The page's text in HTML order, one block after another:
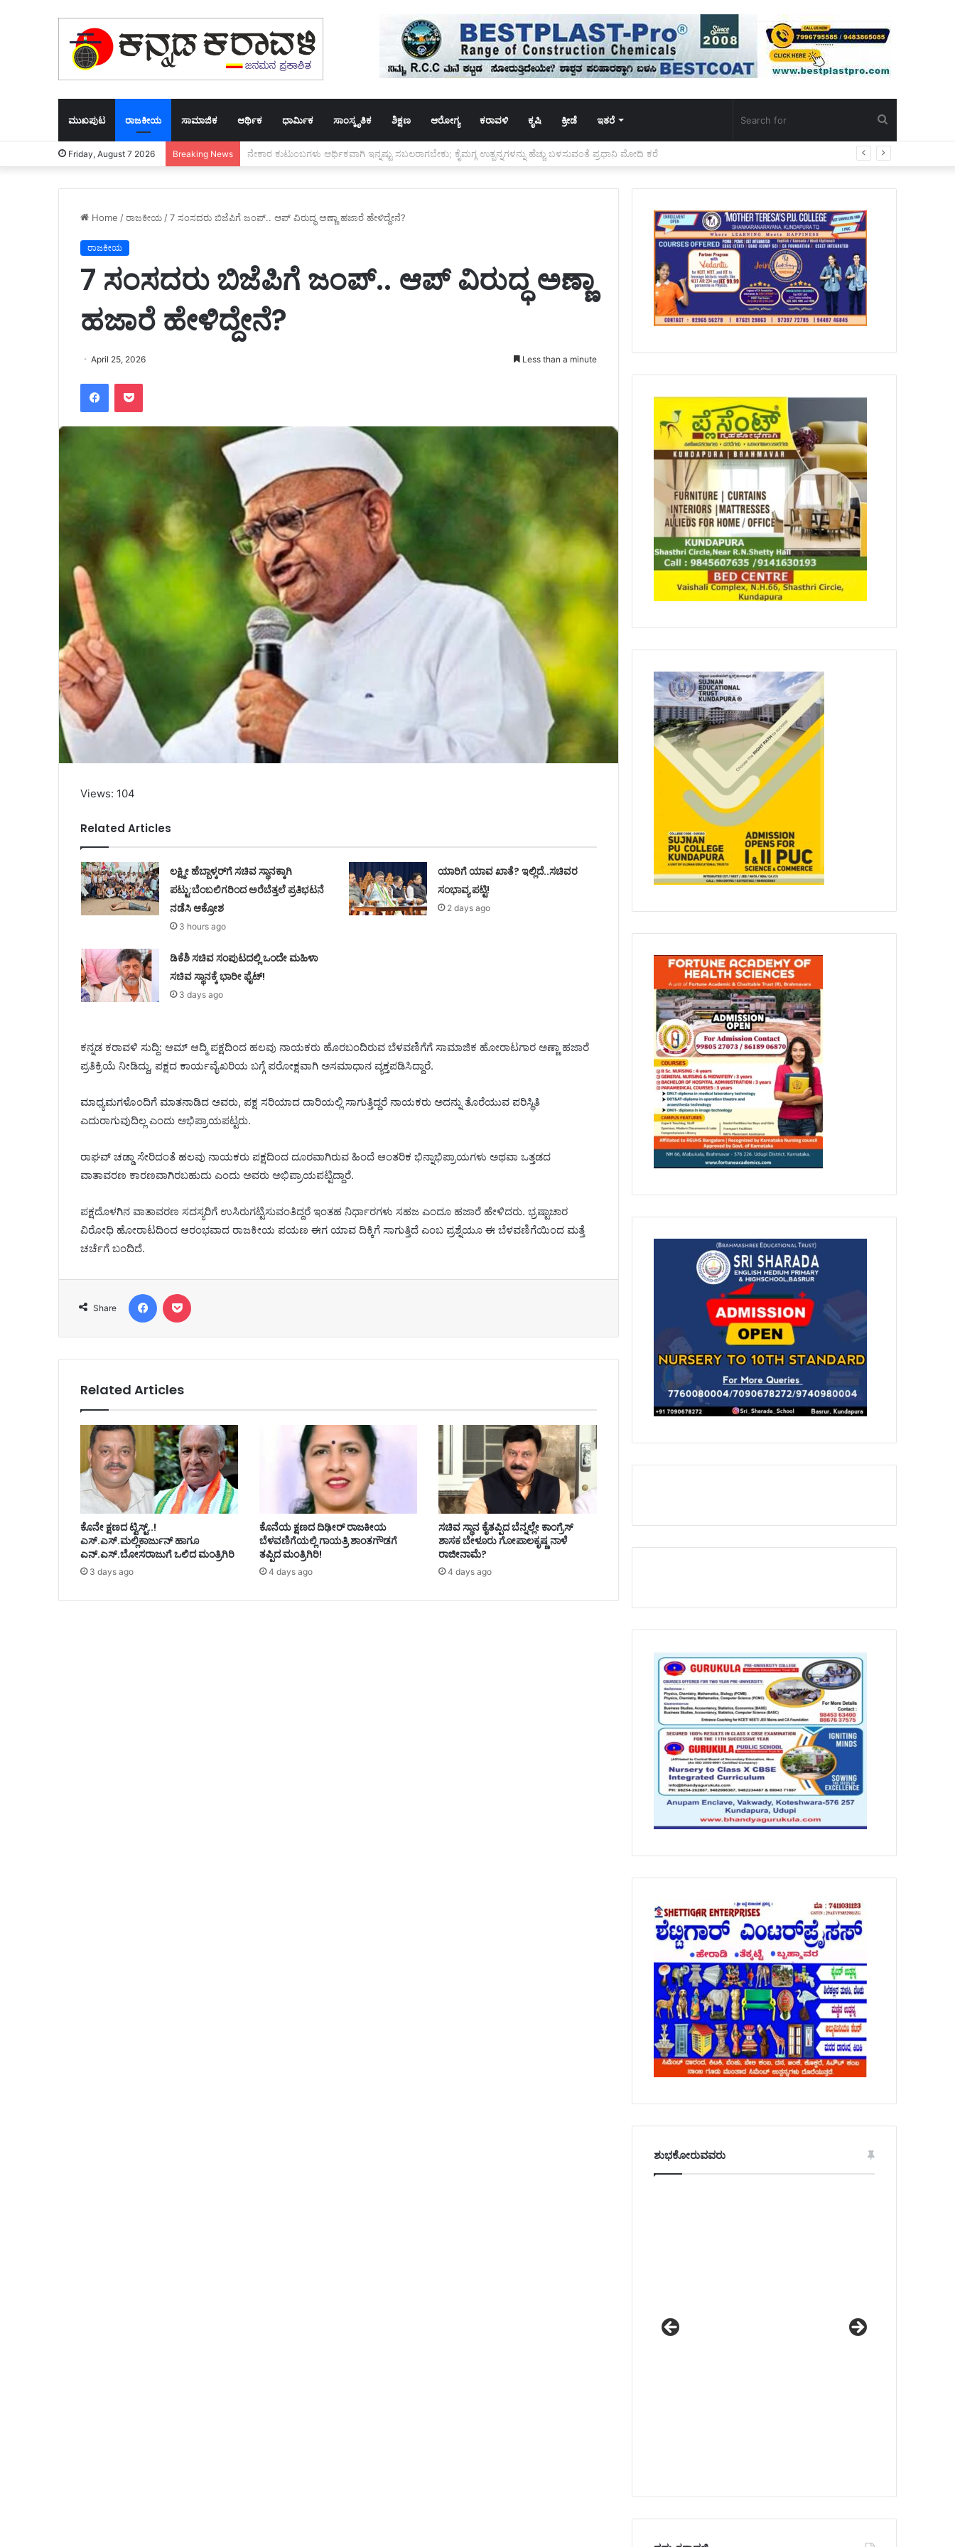
ಮುಖಪುಟ ರಾಜಕೀಯ ಸಾಮಾಜಿಕ ಆರ್ಥಿಕ ಧಾರ್ಮಿಕ ಸಾಂಸ್ಕೃತಿಕ ಶಿಕ್ಷಣ ಆರೋಗ್ಯ ಕರಾವಳಿ ಕೃಷಿ ಕ್ರೀಡೆ ಇತರೆ
for
Friday, August 7 2026 Breaking News ಲಕ್ಷ್ಮೀ ಹೆಬ್ಬಾಳ್ಕರ್‌ಗೆ ಸಚಿವ ಸ್ಥಾನಕ್ಕಾಗಿ ಪಟ್ಟು:ಬೆಂಬಲಿಗರಿಂದ ಅರೆಬೆತ್ತಲೆ ಪ್ರತಿಭಟನೆ ನಡೆಸಿ ಆಕ್ರೋಶ
Home / ರಾಜಕೀಯ / 7 ಸಂಸದರು ಬಿಜೆಪಿಗೆ ಜಂಪ್.. ಆಪ್ ವಿರುದ್ಧ ಅಣ್ಣಾ ಹಜಾರೆ ಹೇಳಿದ್ದೇನೆ?
ರಾಜಕೀಯ
7 ಸಂಸದರು ಬಿಜೆಪಿಗೆ ಜಂಪ್.. ಆಪ್ ವಿರುದ್ಧ ಅಣ್ಣಾ
ಹಜಾರೆ ಹೇಳಿದ್ದೇನೆ?
April 25, 2026 Less than a minute
FacebookPocket
Views: 104
Related Articles
ಲಕ್ಷ್ಮೀ ಹೆಬ್ಬಾಳ್ಕರ್‌ಗೆ ಸಚಿವ ಸ್ಥಾನಕ್ಕಾಗಿ
ಪಟ್ಟು:ಬೆಂಬಲಿಗರಿಂದ ಅರೆಬೆತ್ತಲೆ ಪ್ರತಿಭಟನೆ
ನಡೆಸಿ ಆಕ್ರೋಶ
3 hours ago
ಯಾರಿಗೆ ಯಾವ ಖಾತೆ? ಇಲ್ಲಿದೆ..ಸಚಿವರ
ಸಂಭಾವ್ಯ ಪಟ್ಟಿ!
2 days ago
ಡಿಕೆಶಿ ಸಚಿವ ಸಂಪುಟದಲ್ಲಿ ಒಂದೇ ಮಹಿಳಾ
ಸಚಿವ ಸ್ಥಾನಕ್ಕೆ ಭಾರೀ ಫೈಟ್!
3 days ago
ಕನ್ನಡ ಕರಾವಳಿ ಸುದ್ದಿ: ಆಮ್ ಆದ್ಮಿ ಪಕ್ಷದಿಂದ ಹಲವು ನಾಯಕರು ಹೊರಬಂದಿರುವ ಬೆಳವಣಿಗೆಗೆ ಸಾಮಾಜಿಕ ಹೋರಾಟಗಾರ ಅಣ್ಣಾ ಹಜಾರೆ
ಪ್ರತಿಕ್ರಿಯೆ ನೀಡಿದ್ದು, ಪಕ್ಷದ ಕಾರ್ಯವೈಖರಿಯ ಬಗ್ಗೆ ಪರೋಕ್ಷವಾಗಿ ಅಸಮಾಧಾನ ವ್ಯಕ್ತಪಡಿಸಿದ್ದಾರೆ.
ಮಾಧ್ಯಮಗಳೊಂದಿಗೆ ಮಾತನಾಡಿದ ಅವರು, ಪಕ್ಷ ಸರಿಯಾದ ದಾರಿಯಲ್ಲಿ ಸಾಗುತ್ತಿದ್ದರೆ ನಾಯಕರು ಅದನ್ನು ತೊರೆಯುವ ಪರಿಸ್ಥಿತಿ
ಎದುರಾಗುವುದಿಲ್ಲ ಎಂದು ಅಭಿಪ್ರಾಯಪಟ್ಟರು.
ರಾಘವ್ ಚಡ್ಡಾ ಸೇರಿದಂತೆ ಹಲವು ನಾಯಕರು ಪಕ್ಷದಿಂದ ದೂರವಾಗಿರುವ ಹಿಂದೆ ಆಂತರಿಕ ಭಿನ್ನಾಭಿಪ್ರಾಯಗಳು ಅಥವಾ ಒತ್ತಡದ
ವಾತಾವರಣ ಕಾರಣವಾಗಿರಬಹುದು ಎಂದು ಅವರು ಅಭಿಪ್ರಾಯಪಟ್ಟಿದ್ದಾರೆ.
ಪಕ್ಷದೊಳಗಿನ ವಾತಾವರಣ ಸದಸ್ಯರಿಗೆ ಉಸಿರುಗಟ್ಟಿಸುವಂತಿದ್ದರೆ ಇಂತಹ ನಿರ್ಧಾರಗಳು ಸಹಜ ಎಂದೂ ಹಜಾರೆ ಹೇಳಿದರು. ಭ್ರಷ್ಟಾಚಾರ
ವಿರೋಧಿ ಹೋರಾಟದಿಂದ ಆರಂಭವಾದ ರಾಜಕೀಯ ಪಯಣ ಈಗ ಯಾವ ದಿಕ್ಕಿಗೆ ಸಾಗುತ್ತಿದೆ ಎಂಬ ಪ್ರಶ್ನೆಯೂ ಈ ಬೆಳವಣಿಗೆಯಿಂದ ಮತ್ತೆ
ಚರ್ಚೆಗೆ ಬಂದಿದೆ.
Share
Facebook
Related Articles
ಕೊನೇ ಕ್ಷಣದ ಟ್ವಿಸ್ಟ್..!
ಎಸ್.ಎಸ್.ಮಲ್ಲಿಕಾರ್ಜುನ್ ಹಾಗೂ
ಎನ್.ಎಸ್.ಬೋಸರಾಜುಗೆ ಒಲಿದ ಮಂತ್ರಿಗಿರಿ
3 days ago
ಕೊನೆಯ ಕ್ಷಣದ ದಿಢೀರ್ ರಾಜಕೀಯ
ಬೆಳವಣಿಗೆಯಲ್ಲಿ ಗಾಯತ್ರಿ ಶಾಂತಗೌಡಗೆ
ತಪ್ಪಿದ ಮಂತ್ರಿಗಿರಿ!
4 days ago
ಸಚಿವ ಸ್ಥಾನ ಕೈತಪ್ಪಿದ ಬೆನ್ನಲ್ಲೇ ಕಾಂಗ್ರೆಸ್‌
ಶಾಸಕ ಬೇಳೂರು ಗೋಪಾಲಕೃಷ್ಣ ನಾಳೆ
ರಾಜೀನಾಮೆ?
4 days ago
ಶುಭಕೋರುವವರು